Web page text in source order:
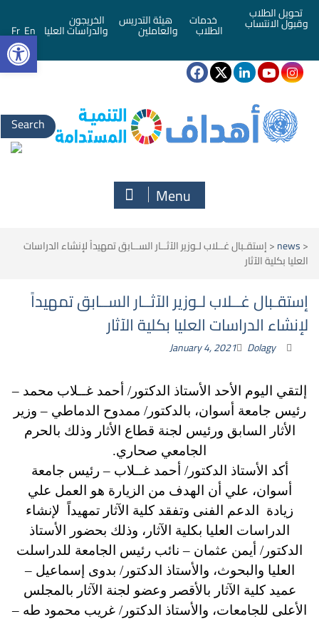
تحويل الطلاب
وقبول الانتساب خدمات
الطلاب
هيئة التدريس
والعاملين
الخريجون
والدراسات العليا En
Fr
Search
for:
Menu
<
news
<إستقـبال غــلاب لـوزير الآثــار الســابق تمهيداً لإنشاء الدراسات
العليا بكلية الآثار
إستقـبال غــلاب لـوزير الآثــار الســابق تمهيداً
لإنشاء الدراسات العليا بكلية الآثار
January 4, 2021 Dolagy
إلتقي اليوم الأحد الأستاذ الدكتور/ أحمد غــلاب محمد –
رئيس جامعة أسوان، بالدكتور/ ممدوح الدماطي – وزير
الأثار السابق ورئيس لجنة قطاع الأثار وذلك بالحرم
الجامعي صحاري.
أكد الأستاذ الدكتور/ أحمد غــلاب – رئيس جامعة
أسوان، علي أن الهدف من الزيارة هو العمل علي
زيادة الدعم الفنى وتفقد كلية الآثار تمهيداً لإنشاء
الدراسات العليا بكلية الآثار، وذلك بحضور الأستاذ
الدكتور/ أيمن عثمان – نائب رئيس الجامعة للدراسلت
العليا والبحوث، والأستاذ الدكتور/ بدوى إسماعيل –
عميد كلية الآثار بالأقصر وعضو لجنة الآثار بالمجلس
الأعلى للجامعات، والأستاذ الدكتور/ غريب محمود طه –